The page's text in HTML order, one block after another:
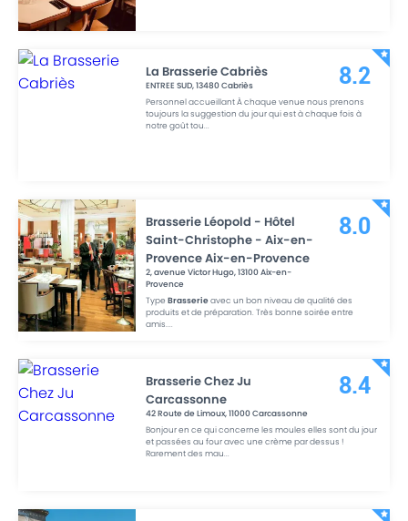
La Brasserie Cabriès
ENTREE SUD,13480Cabriès
Personnel accueillant À chaque venue nous prenons
toujours la suggestion du jour qui est à chaque fois à
notre goût tou...
8.2
Brasserie Léopold - Hôtel
Saint-Christophe - Aix-en-
Provence Aix-en-Provence
2, avenue Victor Hugo,13100Aix-en-
Provence
TypeBrasserieavec un bon niveau de qualité des
produits et de préparation. Très bonne soirée entre
amis....
8.0
Brasserie Chez Ju
Carcassonne
42 Route de Limoux,11000Carcassonne
Bonjour en ce qui concerne les moules elles sont du jour
et passées au four avec une crème par dessus !
Rarement des mau...
8.4